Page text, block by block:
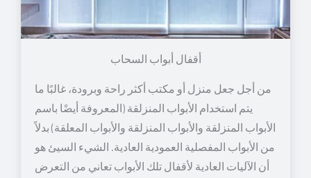
أقفال أبواب السحاب
من أجل جعل منزل أو مكتب أكثر راحة وبرودة، غالبًا ما
يتم استخدام الأبواب المنزلقة (المعروفة أيضًا باسم
الأبواب المنزلقة والأبواب المنزلقة والأبواب المعلقة) بدلاً
من الأبواب المفصلية العمودية العادية. الشيء السيئ هو
أن الآليات العادية لأقفال تلك الأبواب تعاني من التعرض